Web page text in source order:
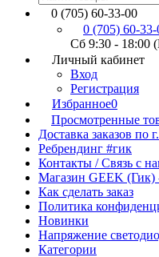
0 (705) 60-33-00
0 (705) 60-33-
Сб 9:30 - 18:00
Личный кабинет
Вход
Регистрация
Избранное0
Просмотренные
Доставка заказов по
Ребрендинг #гик
Контакты / Связь с
Магазин GEEK (Гик)
Как сделать заказ
Политика
Новинки
Напряжение
Категории